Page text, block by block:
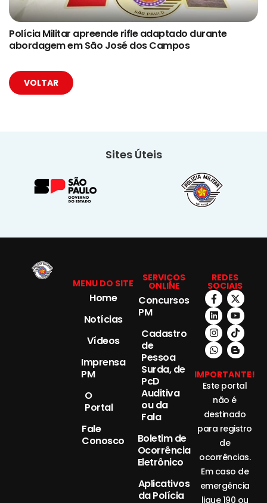
Polícia Militar apreende rifle adaptado durante
abordagem em São José dos Campos
VOLTAR
Sites Úteis
MENU DO SITE
Home
Notícias
Vídeos
Imprensa
PM
O
Portal
Fale
Conosco
SERVIÇOS
ONLINE
Concursos
PM
Cadastro
de
Pessoa
Surda, de
PcD
Auditiva
ou da
Fala
Boletim de
Ocorrência
Eletrônico
Aplicativos
da Polícia
REDES
SOCIAIS
IMPORTANTE!
Este portal
não é
destinado
para registro
de
ocorrências.
Em caso de
emergência
ligue 190 ou